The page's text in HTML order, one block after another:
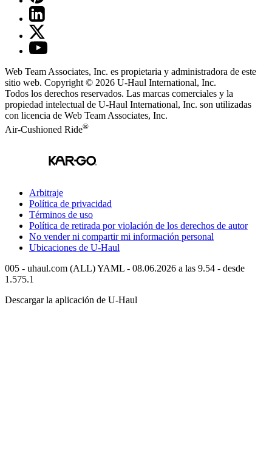
Web Team Associates, Inc. es propietaria y administradora de este
sitio web. Copyright © 2026 U-Haul International, Inc.
Todos los derechos reservados. Las marcas comerciales y la
propiedad intelectual de U-Haul International, Inc. son utilizadas
con licencia de Web Team Associates, Inc.
Air-Cushioned Ride®
Arbitraje
Política de privacidad
Términos de uso
Política de retirada por violación de los derechos de autor
No vender ni compartir mi información personal
Ubicaciones de U-Haul
005 - uhaul.com (ALL) YAML - 08.06.2026 a las 9.54 - desde
1.575.1
Descargar la aplicación de U-Haul